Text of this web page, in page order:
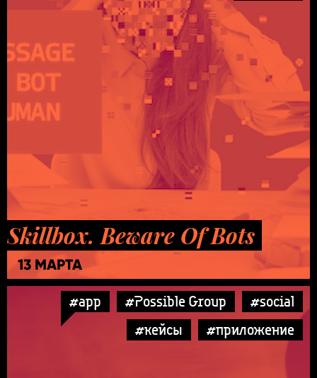
Skillbox. Beware Of Bots
13 МАРТА
#app #Possible Group
#social
#кейсы
#приложение